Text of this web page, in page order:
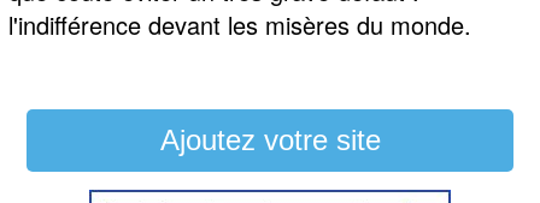
l'indifférence devant les misères du monde.
Ajoutez votre site